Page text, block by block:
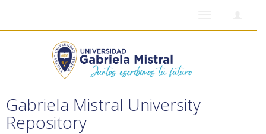
Gabriela Mistral University
Repository